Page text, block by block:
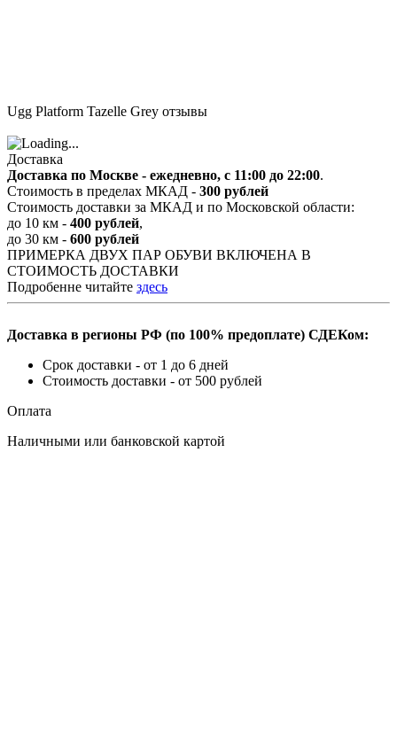
Ugg Platform Tazelle Grey отзывы
Доставка
Доставка по Москве - ежедневно, с 11:00 до 22:00.
Стоимость в пределах МКАД - 300 рублей
Стоимость доставки за МКАД и по Московской области:
до 10 км - 400 рублей,
до 30 км - 600 рублей
ПРИМЕРКА ДВУХ ПАР ОБУВИ ВКЛЮЧЕНА В
СТОИМОСТЬ ДОСТАВКИ
Подробенне читайте здесь
Доставка в регионы РФ (по 100% предоплате) СДЕКом:
Срок доставки - от 1 до 6 дней
Стоимость доставки - от 500 рублей
Оплата
Наличными или банковской картой